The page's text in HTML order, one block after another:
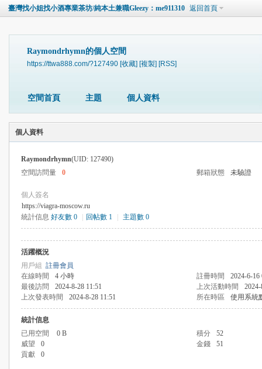
臺灣找小姐找小酒專業茶坊/純本土兼職Gleezy：me911310 返回首頁
Raymondrhymn的個人空間
https://ttwa888.com/?127490 [收藏] [複製] [RSS]
空間首頁 主題 個人資料
個人資料
Raymondrhymn(UID: 127490)
空間訪問量
0 郵箱狀態 未驗證
個人簽名
https://viagra-moscow.ru
統計信息 好友數 0 回帖數 1 主題數 0
活躍概況
用戶組 註冊會員
在線時間
4 小時 註冊時間
2024-6-16
最後訪問
2024-8-28 11:51 上次活動時間
上次發表時間
2024-8-28 11:51 所在時區 使用系統
統計信息
已用空間
0 B 積分
52
威望
0 金錢
51
貢獻
0